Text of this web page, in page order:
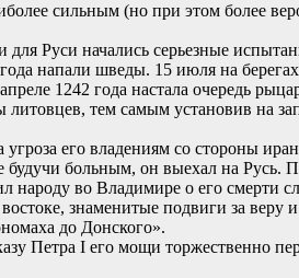
сильным (но при этом более
Руси начались серьезные
напали шведы. 15 июля на
1242 года настала очередь
тем самым установив на
его владениям со стороны
будучи больным, он выехал на
во Владимире о его смерти
знаменитые подвиги за веру
до Донского».
Петра I его мощи торжественно